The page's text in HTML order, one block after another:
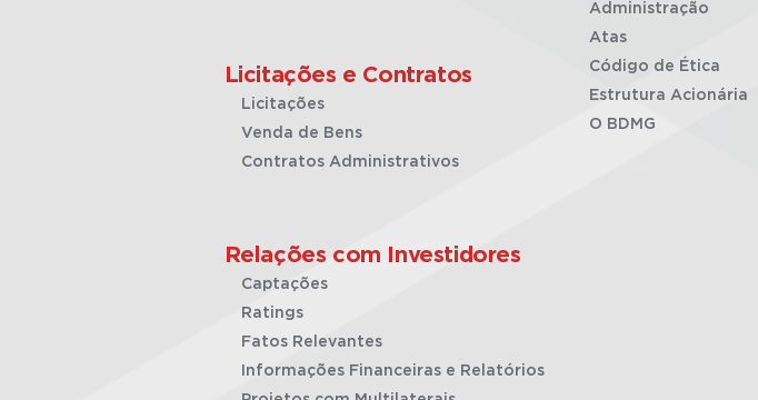
Licitações e Contratos
Licitações
Venda de Bens
Contratos Administrativos
Relações com Investidores
Captações
Ratings
Fatos Relevantes
Informações Financeiras e Relatórios
Administração
Atas
Código de Ética
Estrutura Acionária
O BDMG